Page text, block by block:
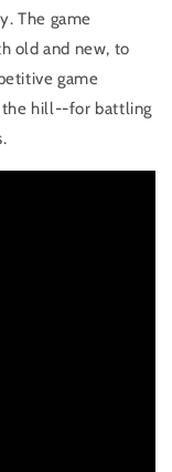
The game
old and new, to
game
the hill--for battling